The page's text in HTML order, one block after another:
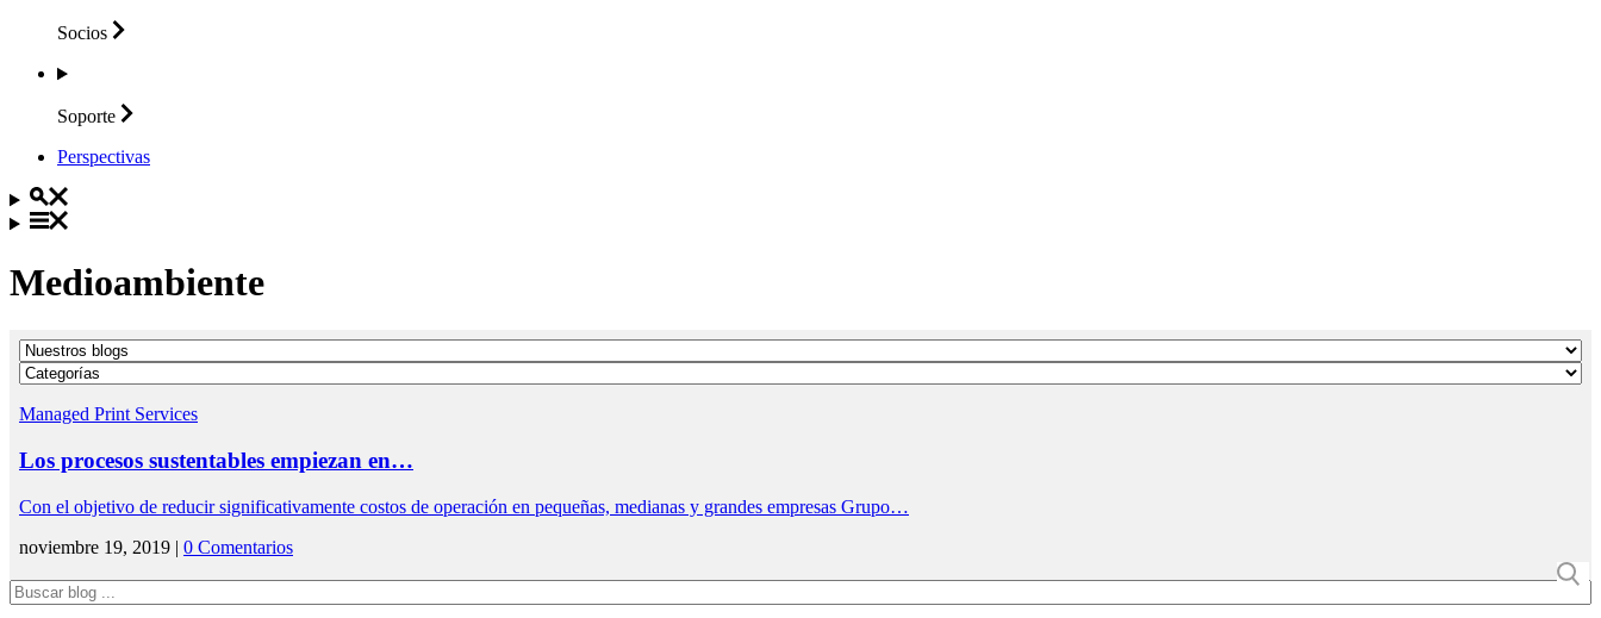
Socios
Soporte
Perspectivas
Medioambiente
Managed Print Services
Los procesos sustentables empiezan en…
Con el objetivo de reducir significativamente costos de operación en pequeñas, medianas y grandes empresas Grupo…
noviembre 19, 2019 | 0 Comentarios